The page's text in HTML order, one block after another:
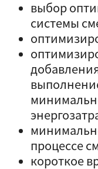
выбор
системы
процессе
короткое